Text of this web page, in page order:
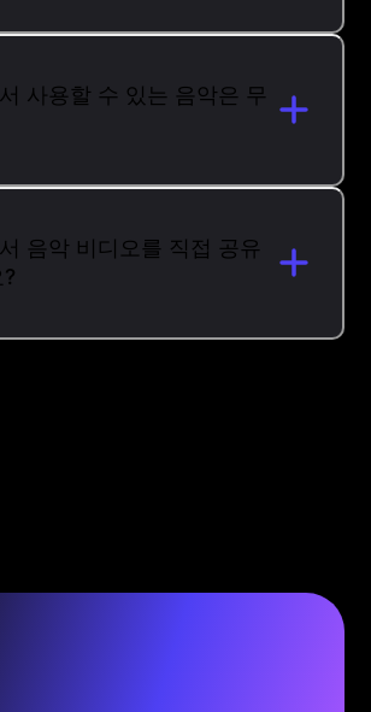
사용할 수 있는 음악은 무
음악 비디오를 직접 공유